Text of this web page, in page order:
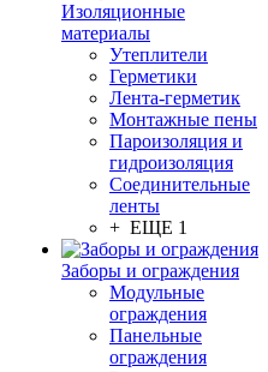
Изоляционные
материалы
Утеплители
Герметики
Лента-герметик
Монтажные пены
Пароизоляция и
гидроизоляция
Соединительные
ленты
+ ЕЩЕ 1
Заборы и ограждения
Модульные
ограждения
Панельные
ограждения